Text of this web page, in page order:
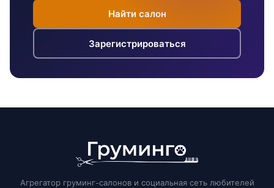
Найти салон
Зарегистрироваться
Агрегатор груминг-салонов и социальная сеть любителей